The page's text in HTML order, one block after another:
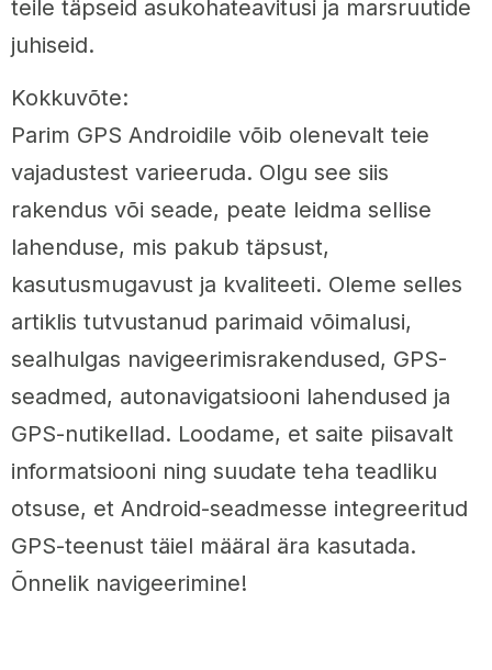
teile täpseid asukohateavitusi ja marsruutide
juhiseid.
Kokkuvõte:
Parim GPS Androidile võib olenevalt teie
vajadustest varieeruda. Olgu see siis
rakendus või seade, peate leidma sellise
lahenduse, mis pakub täpsust,
kasutusmugavust ja kvaliteeti. Oleme selles
artiklis tutvustanud parimaid võimalusi,
sealhulgas navigeerimisrakendused, GPS-
seadmed, autonavigatsiooni lahendused ja
GPS-nutikellad. Loodame, et saite piisavalt
informatsiooni ning suudate teha teadliku
otsuse, et Android-seadmesse integreeritud
GPS-teenust täiel määral ära kasutada.
Õnnelik navigeerimine!